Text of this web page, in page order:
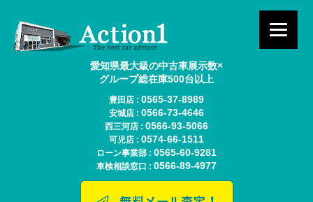
愛知県最大級の中古車展示数×
グループ総在庫500台以上
豊田店 : 0565-37-8989
安城店 : 0566-73-4646
西三河店 : 0566-93-5066
可児店 : 0574-66-1511
ローン事業部 : 0565-60-9281
車検相談窓口 : 0566-89-4977